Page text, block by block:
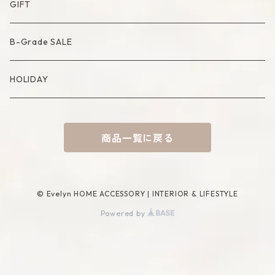
Cutlery
Compote・Cake Stand
Placemat
Candle
Candle Accessory
Basket
Incense Accessory
Lamp
Object
Mirror
Mat
Bag
Socks
GIFT
B-Grade SALE
HOLIDAY
商品一覧に戻る
© Evelyn HOME ACCESSORY | INTERIOR & LIFESTYLE
Powered by